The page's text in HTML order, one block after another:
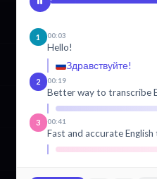
1 00:03
Hello!
Здравствуйте!
2 00:19
Better way to transcribe
3 00:41
Fast and accurate